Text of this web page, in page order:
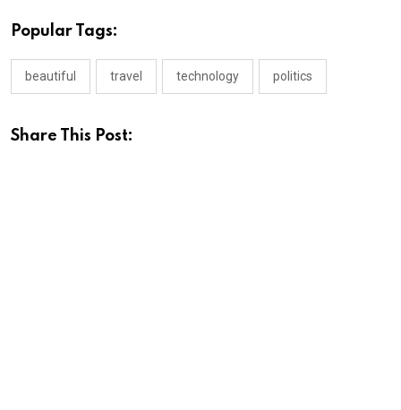
Popular Tags:
beautiful travel technology politics
Share This Post: